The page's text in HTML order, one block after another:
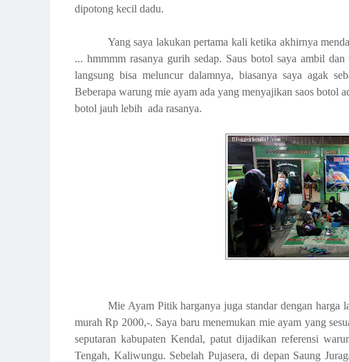
dipotong kecil dadu.
Yang saya lakukan pertama kali ketika akhirnya
... hmmmm rasanya gurih sedap. Saus botol saya ambil
langsung bisa meluncur dalamnya, biasanya saya agak
Beberapa warung mie ayam ada yang menyajikan saos botol
botol jauh lebih ada rasanya.
Mie Ayam Pitik harganya juga standar dengan harga
murah Rp 2000,-. Saya baru menemukan mie ayam yang
seputaran kabupaten Kendal, patut dijadikan referensi
Tengah, Kaliwungu. Sebelah Pujasera, di depan Saung